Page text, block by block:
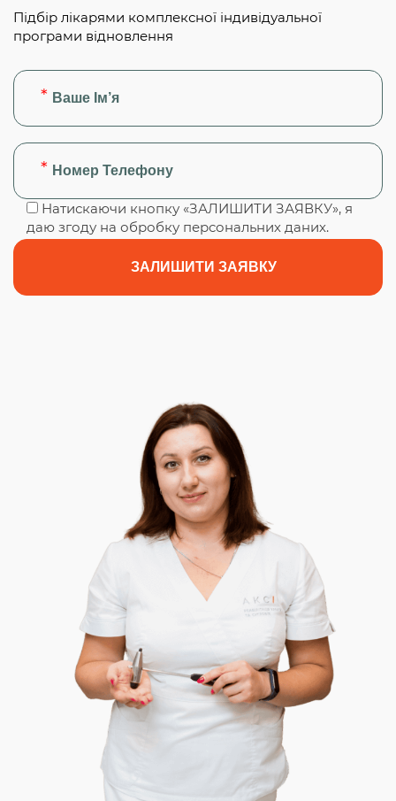
Підбір лікарями комплексної індивідуальної
програми відновлення
Натискаючи кнопку «ЗАЛИШИТИ ЗАЯВКУ», я
даю згоду на обробку персональних даних.